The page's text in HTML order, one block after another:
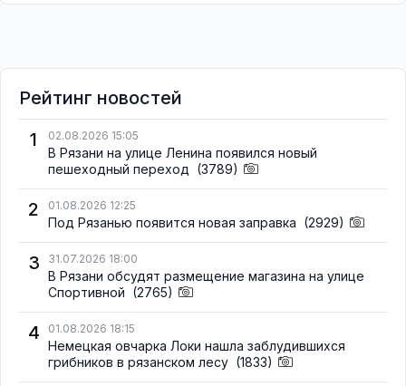
Рейтинг новостей
1
02.08.2026 15:05
В Рязани на улице Ленина появился новый
пешеходный переход (3789)
2 01.08.2026 12:25
Под Рязанью появится новая заправка (2929)
3 31.07.2026 18:00
В Рязани обсудят размещение магазина на улице
Спортивной (2765)
4 01.08.2026 18:15
Немецкая овчарка Локи нашла заблудившихся
грибников в рязанском лесу (1833)